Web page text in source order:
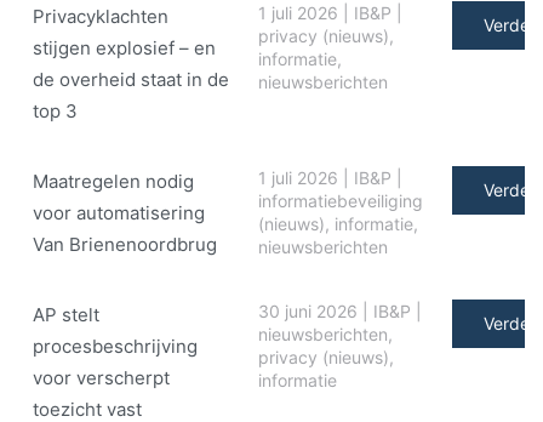
Privacyklachten
stijgen explosief – en
de overheid staat in de
top 3
1 juli 2026 IB&P
privacy (nieuws),
informatie,
nieuwsberichten
Verder
Maatregelen nodig
voor automatisering
Van Brienenoordbrug
1 juli 2026 IB&P
informatiebeveiliging
(nieuws), informatie,
nieuwsberichten
Verder
AP stelt
procesbeschrijving
voor verscherpt
toezicht vast
30 juni 2026 IB&P
nieuwsberichten,
privacy (nieuws),
informatie
Verder